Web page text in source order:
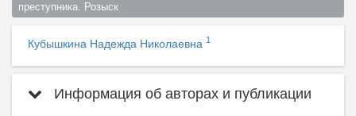
преступника. Розыск
Кубышкина Надежда Николаевна 1
Информация об авторах и публикации